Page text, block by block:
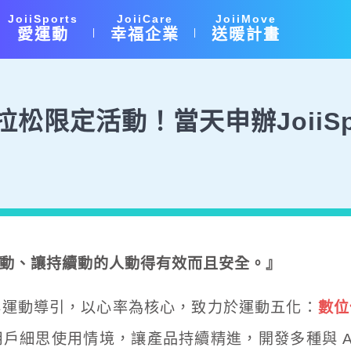
JoiiSports
愛運動 |
JoiiCare
幸福企業 |
JoiiMove
送暖計畫
松限定活動！當天申辦
、讓持續動的人動得有效而且安全。』
動導引，以心率為核心，致力於運動五化： 數
細思使用情境，讓產品持續精進，開發多種與